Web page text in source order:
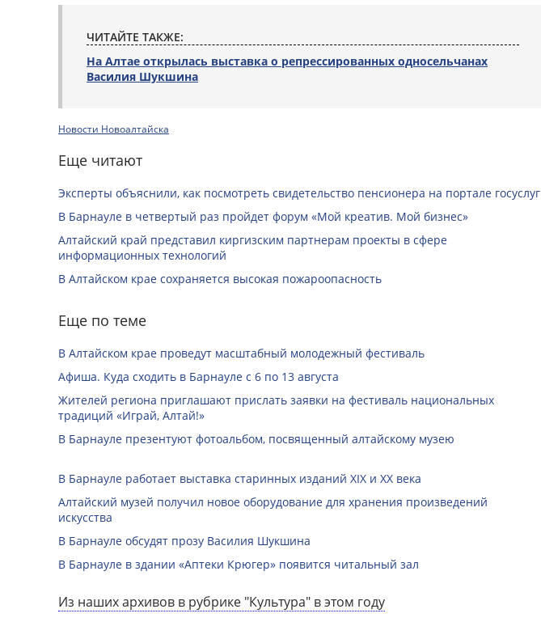
ЧИТАЙТЕ ТАКЖЕ:
На Алтае открылась выставка о репрессированных односельчанах
Василия Шукшина
Новости Новоалтайска
Еще читают
Эксперты объяснили, как посмотреть свидетельство пенсионера на портале госуслуг
В Барнауле в четвертый раз пройдет форум «Мой креатив. Мой бизнес»
Алтайский край представил киргизским партнерам проекты в сфере
информационных технологий
В Алтайском крае сохраняется высокая пожароопасность
Еще по теме
В Алтайском крае проведут масштабный молодежный фестиваль
Афиша. Куда сходить в Барнауле с 6 по 13 августа
Жителей региона приглашают прислать заявки на фестиваль национальных
традиций «Играй, Алтай!»
В Барнауле презентуют фотоальбом, посвященный алтайскому музею
В Барнауле работает выставка старинных изданий XIX и XX века
Алтайский музей получил новое оборудование для хранения произведений
искусства
В Барнауле обсудят прозу Василия Шукшина
В Барнауле в здании «Аптеки Крюгер» появится читальный зал
Из наших архивов в рубрике "Культура" в этом году